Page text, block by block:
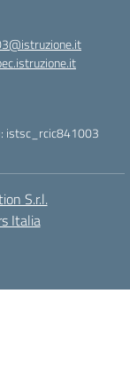
istsc_rcic841003
S.r.l.
Italia